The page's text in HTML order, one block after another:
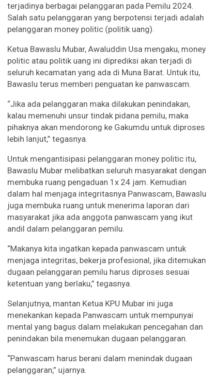
terjadinya berbagai pelanggaran pada Pemilu 2024.
Salah satu pelanggaran yang berpotensi terjadi adalah
pelanggaran money politic (politik uang).
Ketua Bawaslu Mubar, Awaluddin Usa mengaku, money
politic atau politik uang ini diprediksi akan terjadi di
seluruh kecamatan yang ada di Muna Barat. Untuk itu,
Bawaslu terus memberi penguatan ke panwascam.
“Jika ada pelanggaran maka dilakukan penindakan,
kalau memenuhi unsur tindak pidana pemilu, maka
pihaknya akan mendorong ke Gakumdu untuk diproses
lebih lanjut,” tegasnya.
Untuk mengantisipasi pelanggaran money politic itu,
Bawaslu Mubar melibatkan seluruh masyarakat dengan
membuka ruang pengaduan 1x 24 jam. Kemudian
dalam hal menjaga integritasnya Panwascam, Bawaslu
juga membuka ruang untuk menerima laporan dari
masyarakat jika ada anggota panwascam yang ikut
andil dalam pelanggaran pemilu.
“Makanya kita ingatkan kepada panwascam untuk
menjaga integritas, bekerja profesional, jika ditemukan
dugaan pelanggaran pemilu harus diproses sesuai
ketentuan yang berlaku,” tegasnya.
Selanjutnya, mantan Ketua KPU Mubar ini juga
menekankan kepada Panwascam untuk mempunyai
mental yang bagus dalam melakukan pencegahan dan
penindakan bila menemukan dugaan pelanggaran.
“Panwascam harus berani dalam menindak dugaan
pelanggaran,” ujarnya.